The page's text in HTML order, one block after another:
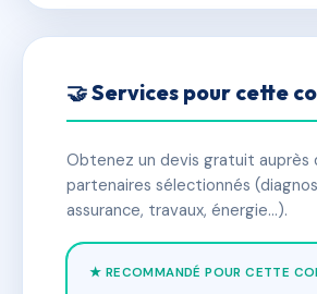
🤝 Services pour cette
Obtenez un devis gratuit auprès
partenaires sélectionnés
assurance, travaux, énergie…).
★ RECOMMANDÉ POUR CETTE